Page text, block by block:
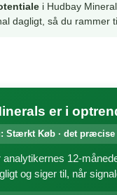
i Hudbay
dagligt, så du rammer
er i
Stærkt Køb · det
analytikernes 12-
og siger til, når